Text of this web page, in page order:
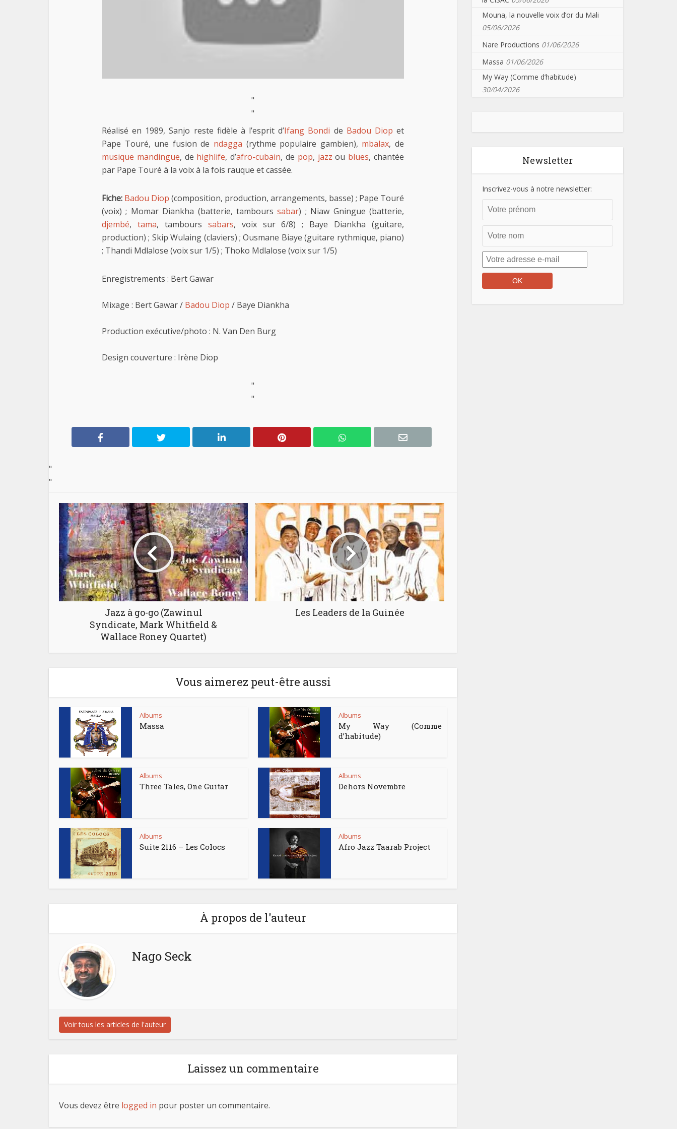
"
"
Réalisé en 1989, Sanjo reste fidèle à l’esprit d’Ifang Bondi de Badou Diop et
Pape Touré, une fusion de ndagga (rythme populaire gambien), mbalax, de
musique mandingue, de highlife, d’afro-cubain, de pop, jazz ou blues, chantée
par Pape Touré à la voix à la fois rauque et cassée.
Fiche: Badou Diop (composition, production, arrangements, basse) ; Pape Touré
(voix) ; Momar Diankha (batterie, tambourssabar) ; Niaw Gningue (batterie,
djembé, tama, tambours sabars, voix sur 6/8) ; Baye Diankha (guitare,
production) ; Skip Wulaing (claviers) ; Ousmane Biaye (guitare rythmique, piano)
; Thandi Mdlalose (voix sur 1/5) ; Thoko Mdlalose (voix sur 1/5)
Enregistrements : Bert Gawar
Mixage : Bert Gawar / Badou Diop / Baye Diankha
Production exécutive/photo : N. Van Den Burg
Design couverture : Irène Diop
"
"
"
"
Jazz à go-go (Zawinul
Syndicate, Mark Whitfield &
Wallace Roney Quartet)
Les Leaders de la Guinée
Vous aimerez peut-être aussi
Albums
Massa
Albums
My Way (Comme
d’habitude)
Albums
Three Tales, One Guitar
Albums
Dehors Novembre
Albums
Suite 2116 – Les Colocs
Albums
Afro Jazz Taarab Project
À propos de l'auteur
Nago Seck
Voir tous les articles de l'auteur
Laissez un commentaire
Vous devez être logged in pour poster un commentaire.
Mouna, la nouvelle voix d’or du Mali
05/06/2026
Nare Productions 01/06/2026
Massa 01/06/2026
My Way (Comme d’habitude)
30/04/2026
Newsletter
Inscrivez-vous à notre newsletter: